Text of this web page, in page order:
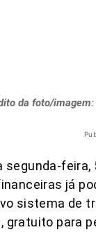
da foto/imagem:
segunda-feira,
já
sistema de
gratuito para